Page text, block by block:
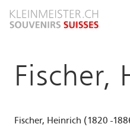
Fischer,
Fischer, Heinrich (1820 -